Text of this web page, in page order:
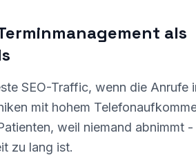
als
SEO-Traffic, wenn die Anrufe
mit hohem
weil niemand abnimmt -
zu lang ist.